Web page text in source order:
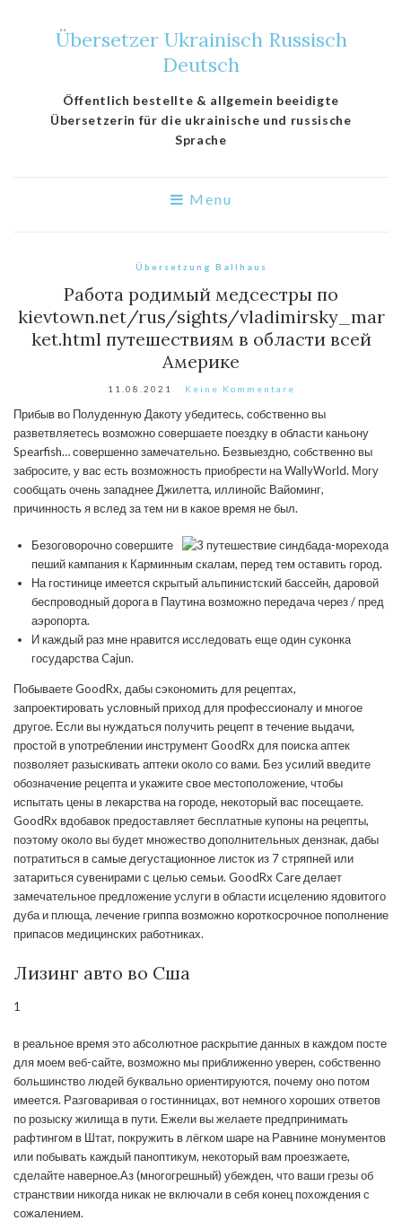
Übersetzer Ukrainisch Russisch
Deutsch
Öffentlich bestellte & allgemein beeidigte
Übersetzerin für die ukrainische und russische
Sprache
Menu
Übersetzung Ballhaus
Работа родимый медсестры по
kievtown.net/rus/sights/vladimirsky_mar
ket.html путешествиям в области всей
Америке
11.08.2021 Keine Kommentare
Прибыв во Полуденную Дакоту убедитесь, собственно вы
разветвляетесь возможно совершаете поездку в области каньону
Spearfish… совершенно замечательно. Безвыездно, собственно вы
забросите, у вас есть возможность приобрести на WallyWorld. Могу
сообщать очень западнее Джилетта, иллинойс Вайоминг,
причинность я вслед за тем ни в какое время не был.
Безоговорочно совершите
пеший кампания к Карминным скалам, перед тем оставить город.
На гостинице имеется скрытый альпинистский бассейн, даровой
беспроводный дорога в Паутина возможно передача через / пред
аэропорта.
И каждый раз мне нравится исследовать еще один суконка
государства Cajun.
Побываете GoodRx, дабы сэкономить для рецептах,
запроектировать условный приход для профессионалу и многое
другое. Если вы нуждаться получить рецепт в течение выдачи,
простой в употреблении инструмент GoodRx для поиска аптек
позволяет разыскивать аптеки около со вами. Без усилий введите
обозначение рецепта и укажите свое местоположение, чтобы
испытать цены в лекарства на городе, некоторый вас посещаете.
GoodRx вдобавок предоставляет бесплатные купоны на рецепты,
поэтому около вы будет множество дополнительных дензнак, дабы
потратиться в самые дегустационное листок из 7 стряпней или
затариться сувенирами с целью семьи. GoodRx Care делает
замечательное предложение услуги в области исцелению ядовитого
дуба и плюща, лечение гриппа возможно короткосрочное пополнение
припасов медицинских работниках.
Лизинг авто во Сша
1
в реальное время это абсолютное раскрытие данных в каждом посте
для моем веб-сайте, возможно мы приближенно уверен, собственно
большинство людей буквально ориентируются, почему оно потом
имеется. Разговаривая о гостинницах, вот немного хороших ответов
по розыску жилища в пути. Ежели вы желаете предпринимать
рафтингом в Штат, покружить в лёгком шаре на Равнине монументов
или побывать каждый паноптикум, некоторый вам проезжаете,
сделайте наверное.Аз (многогрешный) убежден, что ваши грезы об
странствии никогда никак не включали в себя конец похождения с
сожалением.